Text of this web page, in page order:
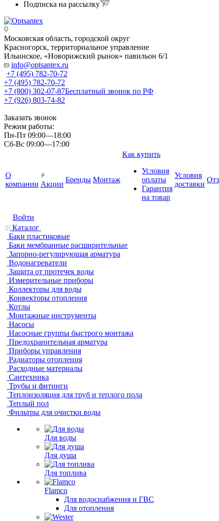
Подписка на рассылку
Московская область, городской округ
Красногорск, территориальное управление
Ильинское, «Новорижский рынок» павильон 6/1
info@optsantex.ru
+7 (495) 782-70-72
+7 (495) 782-70-72
+7 (800) 302-07-87Бесплатный звонок по РФ
+7 (926) 803-74-82
Заказать звонок
Режим работы:
Пн-Пт 09:00—18:00
Сб-Вс 09:00—17:00
О
компании Акции
Бренды Монтаж
Как купить
Условия
оплаты
Гарантия
на товар
Условия
доставки
Войти
Каталог
Баки пластиковые
Баки мембранные расширительные
Запорно-регулирующая арматура
Водонагреватели
Защита от протечек воды
Измерительные приборы
Коллекторы для воды
Конвекторы отопления
Котлы
Монтажные инструменты
Насосы
Насосные группы быстрого монтажа
Предохранительная арматура
Приборы управления
Радиаторы отопления
Расходные материалы
Сантехника
Трубы и фитинги
Теплоизоляция для труб и теплого пола
Теплый пол
Фильтры для очистки воды
Для воды
Для душа
Для топлива
Flamco
Для водоснабжения и ГВС
Для отопления